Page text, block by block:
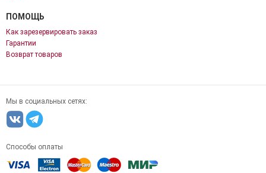
ПОМОЩЬ
Как зарезервировать заказ
Гарантии
Возврат товаров
Мы в социальных сетях:
Способы оплаты